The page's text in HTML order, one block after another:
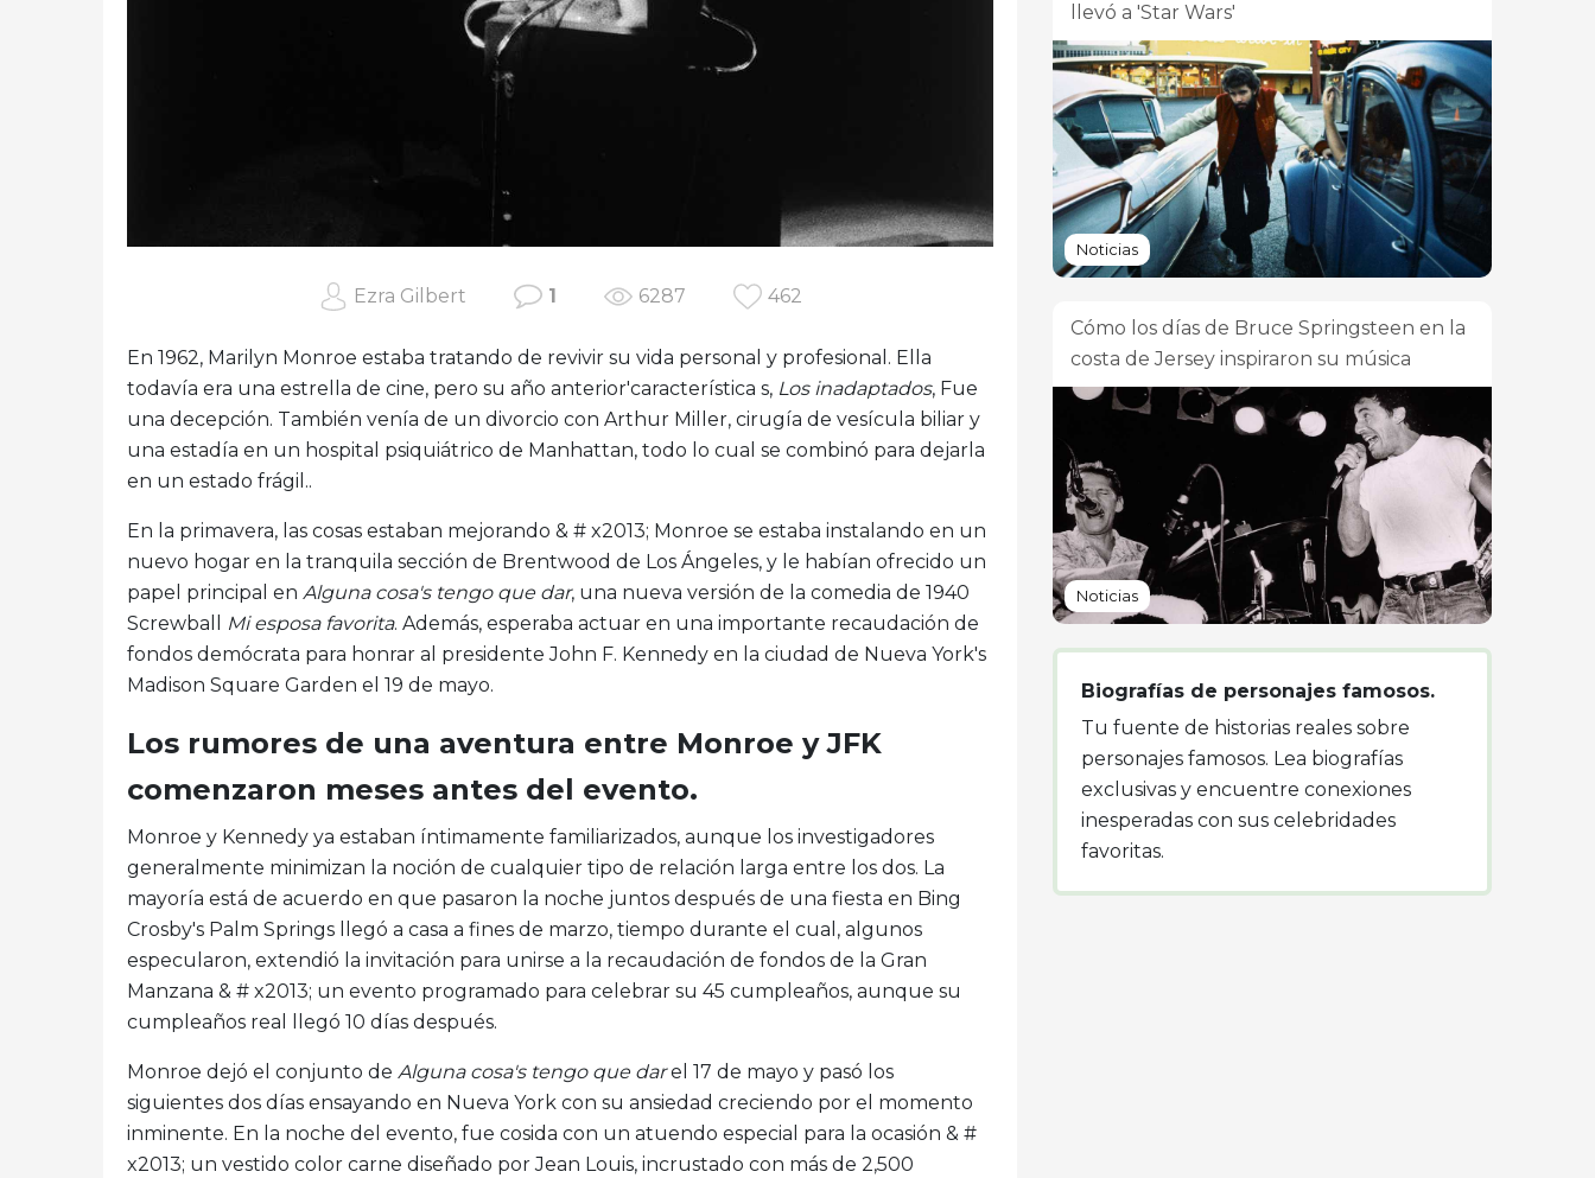
Ezra Gilbert 1 6287 462
En 1962, Marilyn Monroe estaba tratando de revivir su vida personal y profesional. Ella
todavía era una estrella de cine, pero su año anterior'característica s, Los inadaptados, Fue
una decepción. También venía de un divorcio con Arthur Miller, cirugía de vesícula biliar y
una estadía en un hospital psiquiátrico de Manhattan, todo lo cual se combinó para dejarla
en un estado frágil..
En la primavera, las cosas estaban mejorando & # x2013; Monroe se estaba instalando en un
nuevo hogar en la tranquila sección de Brentwood de Los Ángeles, y le habían ofrecido un
papel principal en Alguna cosa's tengo que dar, una nueva versión de la comedia de 1940
Screwball
Mi esposa favorita. Además, esperaba actuar en una importante recaudación de
fondos demócrata para honrar al presidente John F. Kennedy en la ciudad de Nueva York's
Madison Square Garden el 19 de mayo.
Los rumores de una aventura entre Monroe y JFK
comenzaron meses antes del evento.
Monroe y Kennedy ya estaban íntimamente familiarizados, aunque los investigadores
generalmente minimizan la noción de cualquier tipo de relación larga entre los dos. La
mayoría está de acuerdo en que pasaron la noche juntos después de una fiesta en Bing
Crosby's Palm Springs llegó a casa a fines de marzo, tiempo durante el cual, algunos
especularon, extendió la invitación para unirse a la recaudación de fondos de la Gran
Manzana & # x2013; un evento programado para celebrar su 45 cumpleaños, aunque su
cumpleaños real llegó 10 días después.
Monroe dejó el conjunto de Alguna cosa's tengo que darel 17 de mayo y pasó los
siguientes dos días ensayando en Nueva York con su ansiedad creciendo por el momento
inminente. En la noche del evento, fue cosida con un atuendo especial para la ocasión & #
x2013; un vestido color carne diseñado por Jean Louis, incrustado con más de 2,500
llevó a 'Star Wars'
Noticias
Cómo los días de Bruce Springsteen en la
costa de Jersey inspiraron su música
Noticias
Biografías de personajes famosos.
Tu fuente de historias reales sobre
personajes famosos. Lea biografías
exclusivas y encuentre conexiones
inesperadas con sus celebridades
favoritas.